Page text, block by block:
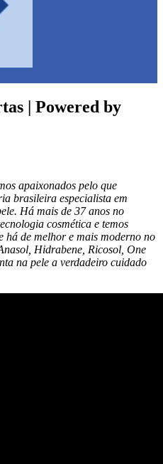
| Powered by
apaixonados pelo que
brasileira especialista em
Há mais de 37 anos no
cosmética e temos
há de melhor e mais moderno no
Hidrabene, Ricosol, One
na pele a verdadeiro cuidado